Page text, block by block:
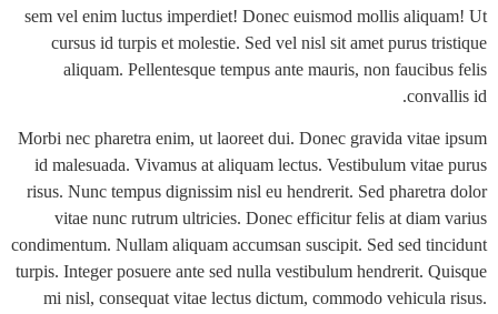
sem vel enim luctus imperdiet! Donec euismod mollis
cursus id turpis et molestie. Sed vel nisl sit amet purus
aliquam. Pellentesque tempus ante mauris, non
Morbi nec pharetra enim, ut laoreet dui. Donec gravida
id malesuada. Vivamus at aliquam lectus. Vestibulum
risus. Nunc tempus dignissim nisl eu hendrerit. Sed
vitae nunc rutrum ultricies. Donec efficitur felis at
condimentum. Nullam aliquam accumsan suscipit. Sed sed
turpis. Integer posuere ante sed nulla vestibulum hendrerit.
mi nisl, consequat vitae lectus dictum, commodo